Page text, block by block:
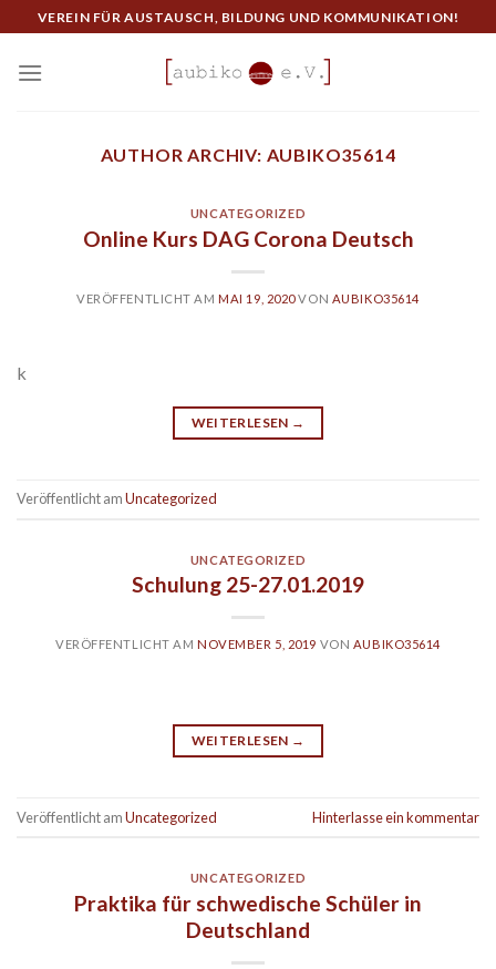
to
content
VEREIN FÜR AUSTAUSCH, BILDUNG UND KOMMUNIKATION!
AUTHOR ARCHIV: AUBIKO35614
UNCATEGORIZED
Online Kurs DAG Corona Deutsch
VERÖFFENTLICHT AMMAI 19, 2020VON AUBIKO35614
k
WEITERLESEN →
Veröffentlicht amUncategorized
UNCATEGORIZED
Schulung 25-27.01.2019
VERÖFFENTLICHT AMNOVEMBER 5, 2019 VON AUBIKO35614
WEITERLESEN →
Veröffentlicht amUncategorized Hinterlasse ein kommentar
UNCATEGORIZED
Praktika für schwedische Schüler in
Deutschland